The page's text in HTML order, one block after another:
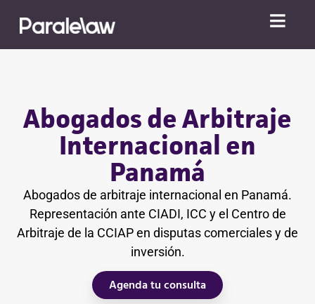
Abogados de Arbitraje
Internacional en
Panamá
Abogados de arbitraje internacional en Panamá.
Representación ante CIADI, ICC y el Centro de
Arbitraje de la CCIAP en disputas comerciales y de
inversión.
Agenda tu consulta